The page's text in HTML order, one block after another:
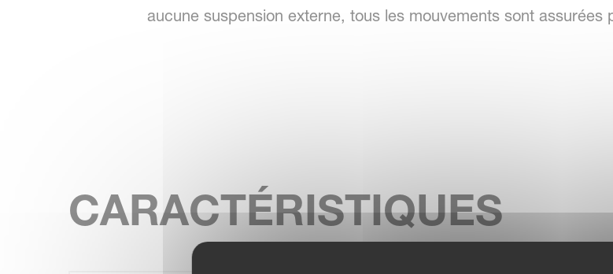
aucune suspension externe, tous les mouvements sont assurées
CARACTÉRISTIQUES